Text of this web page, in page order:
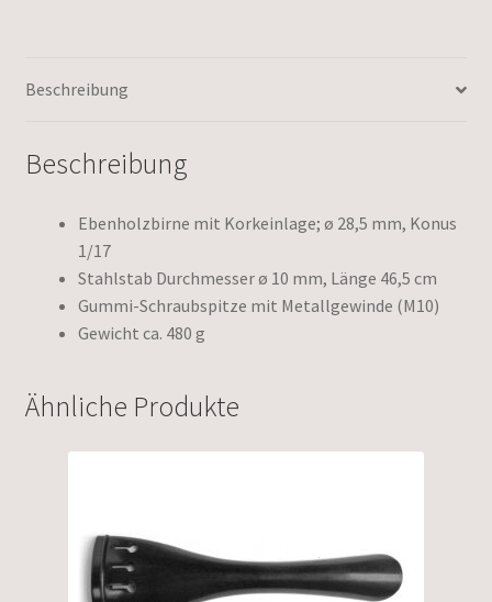
Beschreibung
Beschreibung
Ebenholzbirne mit Korkeinlage; ø 28,5 mm, Konus
1/17
Stahlstab Durchmesser ø 10 mm, Länge 46,5 cm
Gummi-Schraubspitze mit Metallgewinde (M10)
Gewicht ca. 480 g
Ähnliche Produkte